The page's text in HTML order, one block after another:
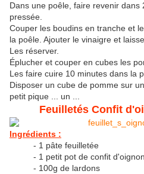
Dans une poêle, faire revenir dans
pressée.
Couper les boudins en tranche et
la poêle. Ajouter le vinaigre et
Les réserver.
Éplucher et couper en cubes les
Les faire cuire 10 minutes dans la
Disposer un cube de pomme sur
petit pique ... un ...
Feuilletés Confit
Ingrédients :
- 1 pâte feuilletée
- 1 petit pot de confit
- 100g de lardons